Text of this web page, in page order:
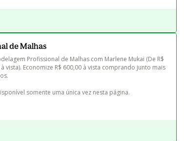
de Malhas
Profissional de Malhas com Marlene Mukai (De R$
vista). Economize R$ 600,00 à vista comprando junto mais
somente uma única vez nesta página.